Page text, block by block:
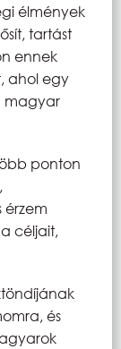
élmények
tartást
ennek
ahol egy
magyar
ponton
érzem
céljait,
és